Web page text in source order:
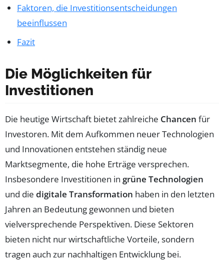
Faktoren, die Investitionsentscheidungen
beeinflussen
Fazit
Die Möglichkeiten für
Investitionen
Die heutige Wirtschaft bietet zahlreiche Chancen für
Investoren. Mit dem Aufkommen neuer Technologien
und Innovationen entstehen ständig neue
Marktsegmente, die hohe Erträge versprechen.
Insbesondere Investitionen in grüne Technologien
und die digitale Transformation haben in den letzten
Jahren an Bedeutung gewonnen und bieten
vielversprechende Perspektiven. Diese Sektoren
bieten nicht nur wirtschaftliche Vorteile, sondern
tragen auch zur nachhaltigen Entwicklung bei.